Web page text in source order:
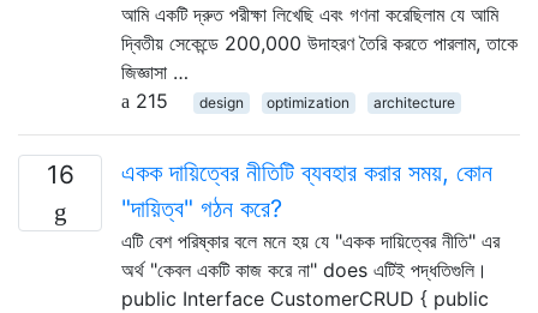
আমি একটি দ্রুত পরীক্ষা লিখেছি এবং গণনা করেছিলাম যে আমি
দ্বিতীয় সেকেন্ডে 200,000 উদাহরণ তৈরি করতে পারলাম, তাকে
জিজ্ঞাসা …
215
design optimization architecture
16
একক দায়িত্বের নীতিটি ব্যবহার করার সময়, কোন
"দায়িত্ব" গঠন করে?
এটি বেশ পরিষ্কার বলে মনে হয় যে "একক দায়িত্বের নীতি" এর
অর্থ "কেবল একটি কাজ করে না" does এটিই পদ্ধতিগুলি।
public Interface CustomerCRUD { public